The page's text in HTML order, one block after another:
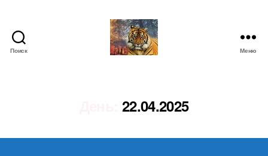
Поиск Меню
22.04.2025